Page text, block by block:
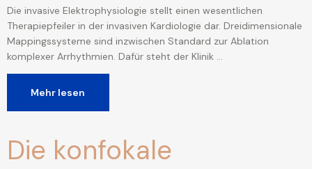
Die invasive Elektrophysiologie stellt einen wesentlichen
Therapiepfeiler in der invasiven Kardiologie dar. Dreidimensionale
Mappingssysteme sind inzwischen Standard zur Ablation
komplexer Arrhythmien. Dafür steht der Klinik …
Mehr lesen
Die konfokale